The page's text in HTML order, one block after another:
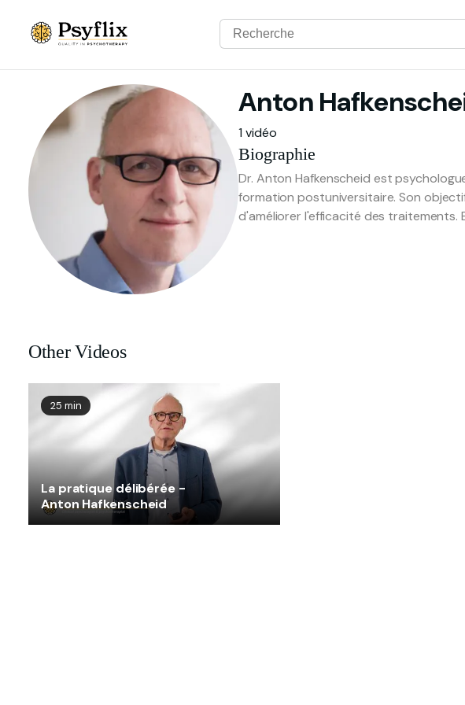
Anton
1 vidéo
Biographie
Dr. Anton Hafkenscheid est
formation postuniversitaire. Son
d'améliorer l'efficacité des traitements.
Other Videos
25 min
La pratique délibérée -
Anton Hafkenscheid